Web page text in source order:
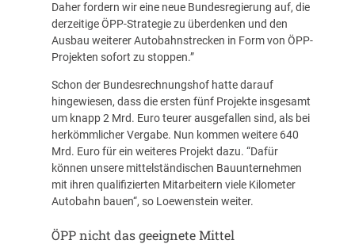
Daher fordern wir eine neue Bundesregierung auf, die
derzeitige ÖPP-Strategie zu überdenken und den
Ausbau weiterer Autobahnstrecken in Form von ÖPP-
Projekten sofort zu stoppen.”
Schon der Bundesrechnungshof hatte darauf
hingewiesen, dass die ersten fünf Projekte insgesamt
um knapp 2 Mrd. Euro teurer ausgefallen sind, als bei
herkömmlicher Vergabe. Nun kommen weitere 640
Mrd. Euro für ein weiteres Projekt dazu. “Dafür
können unsere mittelständischen Bauunternehmen
mit ihren qualifizierten Mitarbeitern viele Kilometer
Autobahn bauen“, so Loewenstein weiter.
ÖPP nicht das geeignete Mittel